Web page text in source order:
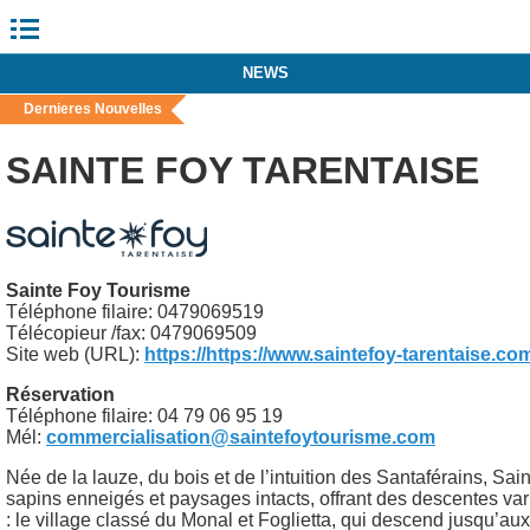
NEWS
Dernieres Nouvelles
SAINTE FOY TARENTAISE
Sainte Foy Tourisme
Téléphone filaire: 0479069519
Télécopieur /fax: 0479069509
Site web (URL): https://https://www.saintefoy-
Réservation
Téléphone filaire: 04 79 06 95 19
Mél: commercialisation@saintefoytourisme.com
Née de la lauze, du bois et de l’intuition des Santaférains,
sapins enneigés et paysages intacts, offrant des descentes
: le village classé du Monal et Foglietta, qui descend